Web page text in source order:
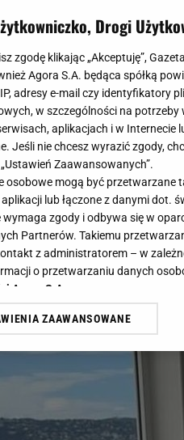
koszuli na
z Diverse
13:19
koszula to must każdej
ze względu na
materiałów.
Drogi
zgodę klikając „Akceptuję”,
Agora S.A. będąca spółką
adresy e-mail czy identyfikatory
w szczególności na
aplikacjach i w Internecie
Jeśli nie chcesz wyrazić zgody,
Zaawansowanych”.
osobowe mogą być przetwarzane
lub łączone z danymi dot.
wymaga zgody i odbywa się w
Partnerów. Takiemu
z administratorem – w
o przetwarzaniu danych
Agora S.A.
wyrażasz też zgodę na
plików cookie, wywołując
prywatności ” w
możliwa jest także za pomocą
Partnerzy i Agora S.A.
ZAAWANSOWANE